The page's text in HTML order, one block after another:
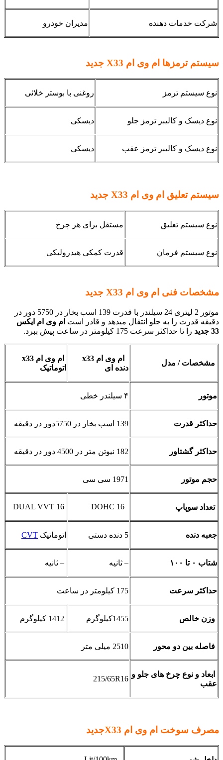
شرکت خدمات دهنده مدیران خودرو
سیستم ترمزها ام وی ام X33 جدید
نوع سیستم ترمز روغنی با بوستر خلائی
نوع دیسک و کالیبر ترمز جلو دیسکی
نوع دیسک و کالیبر ترمز عقب دیسکی
سیستم تعلیق ام وی ام
نوع سیستم تعلیق مستقل برای هر چرخ
نوع سیستم فرمان قدرت کمکی هیدرولیکی
مشخصات فنی ام وی ام X33 جدید
موتور 2 لیتری 24 سیلندر با قدرت 139 اسب بخار در 5750 دور در
دقیقه قدرت را به جلو انتقال میدهد و قادر است ام وی ام ایکس
33 جدید
را تا حداکثر سرعت 175 کیلومتر در ساعت پیش ببرد.
مشخصات / مدل
ام وی ام
دنده ای
ام وی ام
اتوماتیک
موتور ۴ سیلندر خطی
حداکثر قدرت 139 اسب بخار در 5750دور در دقیقه
حداکثر گشتاور 182 نیوتن متر در 4500 دور در دقیقه
حجم موتور 1971 سی سی
تعداد سوپاپ
جعبه دنده 5 دنده دستی اتوماتیک CVT
شتاب ۰ تا ۱۰۰ – ثانیه – ثانیه
حداکثر سرعت 175 کیلومتر در ساعت
وزن خالص 1455کیلوگرم
فاصله بین دو محور 2510 میلی متر
ابعاد و نوع چرخ های جلو و
عقب
215/65R16
مصرف سوخت ام وی ام